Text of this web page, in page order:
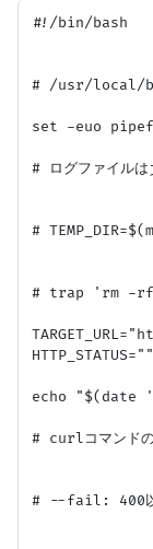
#!/bin/bash
# /usr/local/
set -euo
# ログファイル
#
# trap 'rm -rf
HTTP_STATUS=""
echo "$(date
# curlコマンドの
# --fail: 400以上